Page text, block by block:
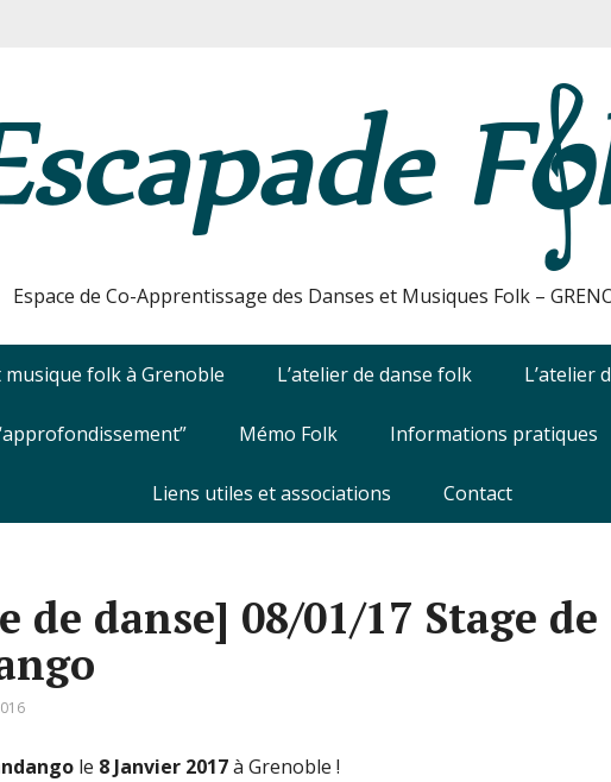
Espace de Co-Apprentissage des Danses et Musiques Folk –
musique folk à Grenoble L’atelier de danse folk L’atelier
Mémo Folk Informations pratiques
Liens utiles et associations Contact
de danse] 08/01/17 Stage de
le 8 Janvier 2017à Grenoble !